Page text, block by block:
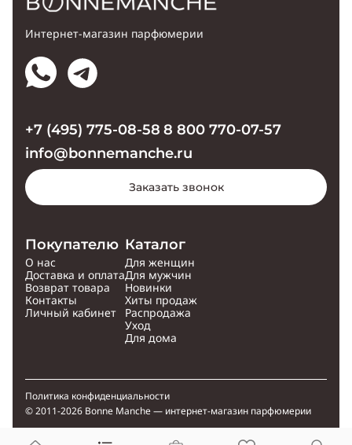
Интернет-магазин парфюмерии
Покупателю
О нас
Доставка и оплата
Возврат товара
Контакты
Личный кабинет
Каталог
Для женщин
Для мужчин
Новинки
Хиты продаж
Распродажа
Уход
Для дома
+7 (495) 775-08-58 8 800 770-07-57
info@bonnemanche.ru
Заказать звонок
© 2011-2026 Bonne Manche — интернет-магазин парфюмерии
Политика конфиденциальности